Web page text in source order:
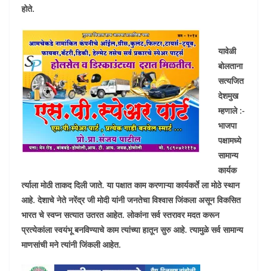
होते.
यावेळी
बोलताना
सत्यजित
देशमुख
म्हणाले :-
भाजपा
पक्षामध्ये
सामान्य
कार्यक
र्त्याला मोठी ताकद दिली जाते. या पक्षात काम करणाऱ्या कार्यकर्ते ला मोठे स्थान
आहे. देशाचे नेते नरेंद्र जी मोदी यांनी जनतेचा विश्वास जिंकला असून विकसित
भारत चे स्वप्न सत्यात उतरत आहेत. लोकांना सर्व स्तरावर मदत करून
प्रत्येकांला स्वयंभू बनविण्याचे काम त्यांच्या हातून सुरु आहे. त्यामुळे सर्व सामान्य
माणसांची मने त्यांनी जिंकली आहेत.